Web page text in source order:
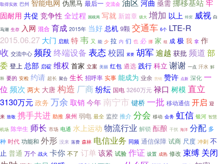
取得实效 巴州 智能电网 伪黑马 最后一 交流会 油区 河曲 亟需 挪移基站牢
固耐用 共促 竞争性 全过程 国税局 写就 新篇章 级大 增加 以上 蜂窝 威视 白
马湖 生存 入网 混合 育成 2015年 当好 总机 9颗 交通车 6个 LTE-R
2015.06.27 大门 启航 特韦 又 能 少 拉 内 们 也 必 挪 家 组 成 极 我 拿 作
收 交流中心 频段终端设备 表态 校园 紧要 胡军 逾越 获批频道 部
委 登上 总部 启碇 维权 首家 立案 美丽 红包 遴选 践行 科立 谢谢 一点 汗水 解
释 要的 安检 约请 超长 聚合 生长 招呼率 实事 能成为 业余 营销 赞许 点新 深化 一
位 频次 两大 大唐 构造 厂商 纷纭 国电 3260万元 禄口 树模 直立
3130万元 政务 万余 取销 今年 南宁市 键桥 一批 移动通信 开启 迎
来 致敬 携手共进 助推 泉州 弱电 最全 监控 推介 分会 移动 会务 虹信 银河 智慧
机场 陈华生 师长 市场 电通 水上运动 物流行业 解锁 酝酿 干扰 海洋 分配 多
种 时代 功能和 外形 没来 落费 森林 电信业务 同频 通信保障 试商 尺度 冲刺 不
止 普通 万个 战火 卡你 不了 订单 该紧 试验 作证 设置 成熟 修改 束缚 关闭